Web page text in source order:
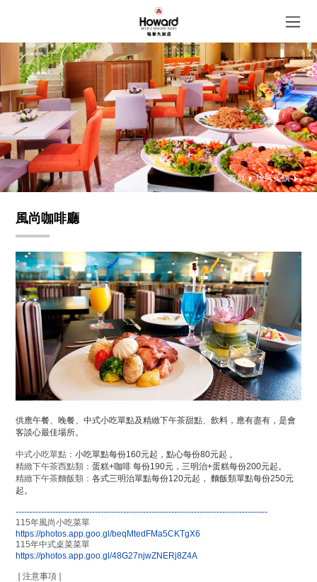
首頁 珍饈美饌
風尚咖啡廳
供應午餐、晚餐、中式小吃單點及精緻下午茶甜點、飲料，應有盡有，是會
客談心最佳場所。
中式小吃單點：小吃單點每份160元起，點心每份80元起 。
精緻下午茶西點類：蛋糕+咖啡 每份190元，三明治+蛋糕每份200元起。
精緻下午茶麵飯類：各式三明治單點每份120元起， 麵飯類單點每份250元
起。
-----------------------------------------------------------------------------------------
115年風尚小吃菜單
https://photos.app.goo.gl/beqMtedFMa5CKTgX6
115年中式桌菜菜單
https://photos.app.goo.gl/48G27njwZNERj8Z4A
❘注意事項❘